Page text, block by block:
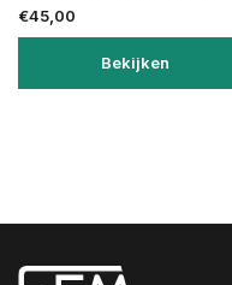
€45,00
Bekijken